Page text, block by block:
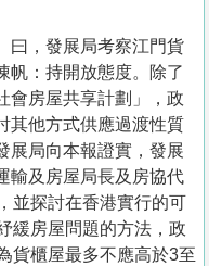
曰，發展局考察江門貨
帆：持開放態度。除了
會房屋共享計劃」，政
其他方式供應過渡性質
展局向本報證實，發展
輸及房屋局長及房協代
並探討在香港實行的可
緩房屋問題的方法，政
貨櫃屋最多不應高於3至